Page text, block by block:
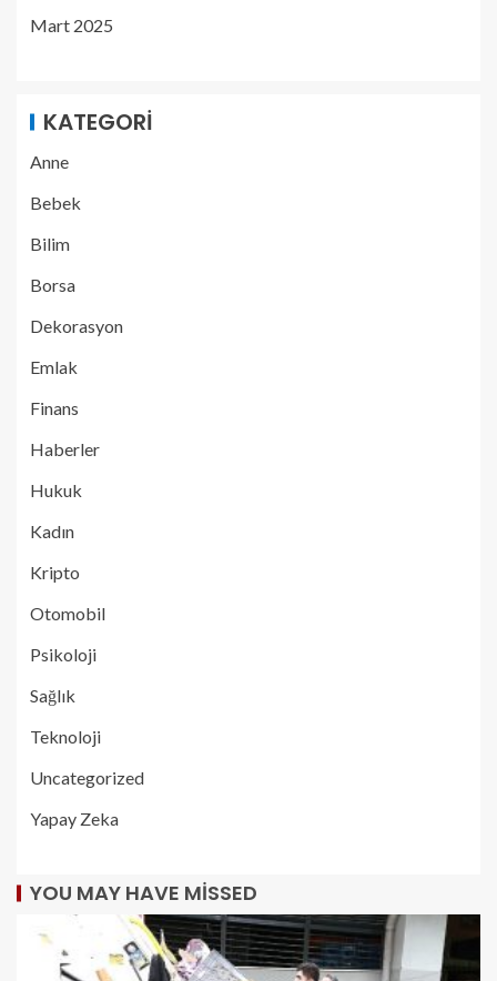
Mart 2025
KATEGORI
Anne
Bebek
Bilim
Borsa
Dekorasyon
Emlak
Finans
Haberler
Hukuk
Kadın
Kripto
Otomobil
Psikoloji
Sağlık
Teknoloji
Uncategorized
Yapay Zeka
YOU MAY HAVE MISSED